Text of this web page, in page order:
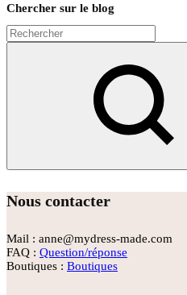
Chercher sur le blog
Rechercher
Nous contacter
Mail : anne@mydress-made.com
FAQ : Question/réponse
Boutiques : Boutiques